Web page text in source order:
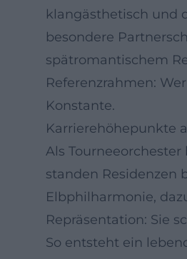
klangästhetisch und
besondere
spätromantischem
Referenzrahmen:
Konstante.
Karrierehöhepunkte
Als
standen Residenzen
Elbphilharmonie,
Repräsentation: Sie
So entsteht ein